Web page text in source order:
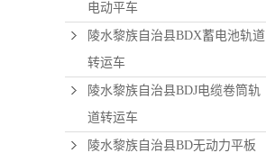
电动平车
陵水黎族自治县BDX蓄电池轨道
转运车
陵水黎族自治县BDJ电缆卷筒轨
道转运车
陵水黎族自治县BD无动力平板